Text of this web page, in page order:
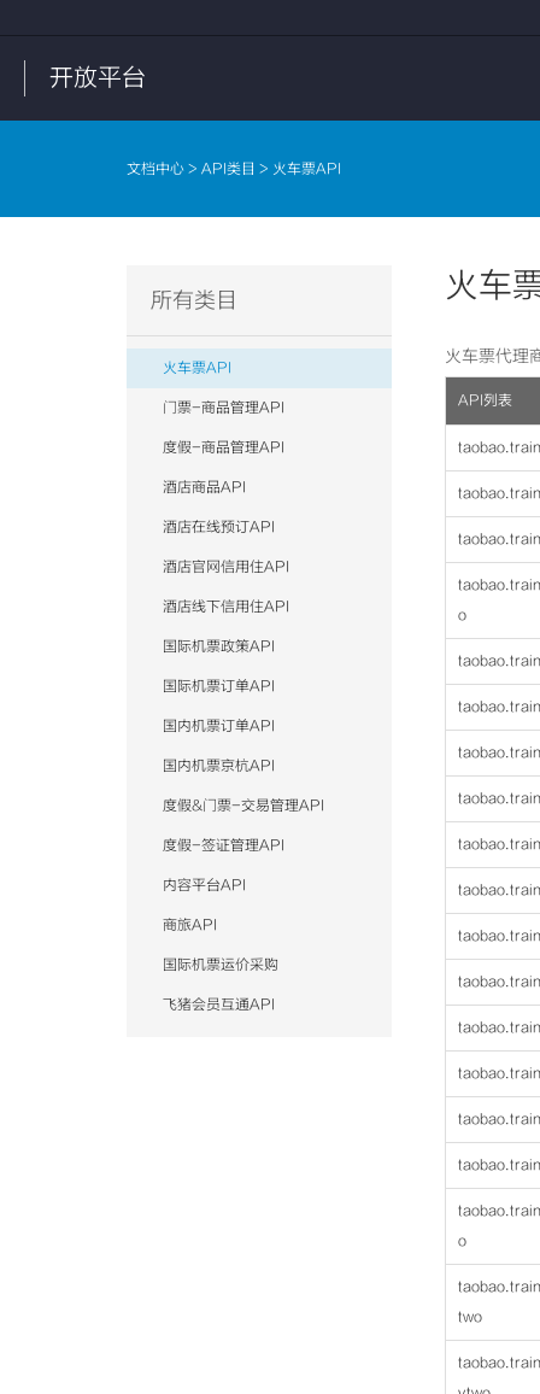
开放平台
文档中心 > API类目 > 火车票API
所有类目
火车票API
门票-商品管理API
度假-商品管理API
酒店商品API
酒店在线预订API
酒店官网信用住API
酒店线下信用住API
国际机票政策API
国际机票订单API
国内机票订单API
国内机票京杭API
度假&门票-交易管理API
度假-签证管理API
内容平台API
商旅API
国际机票运价采购
飞猪会员互通API
火车
火车票代理
API列表
o
o
two